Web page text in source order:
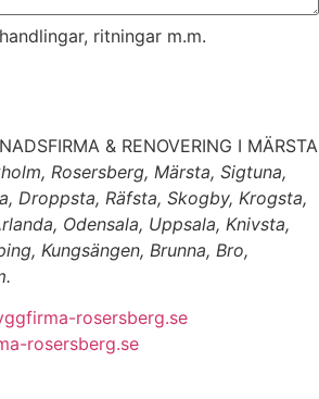
ritningar m.m.
& RENOVERING I MÄRSTA
Rosersberg, Märsta, Sigtuna,
Droppsta, Räfsta, Skogby, Krogsta,
Odensala, Uppsala, Knivsta,
Kungsängen, Brunna, Bro,
rosersberg.se
rosersberg.se